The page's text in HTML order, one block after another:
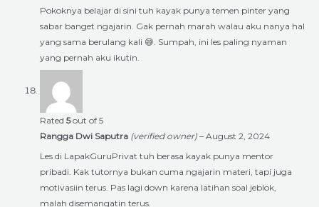
Pokoknya belajar di sini tuh kayak punya temen pinter yang
sabar banget ngajarin. Gak pernah marah walau aku nanya hal
yang sama berulang kali 😅. Sumpah, ini les paling nyaman
yang pernah aku ikutin.
Rated 5out of 5
Rangga Dwi Saputra (verified owner) – August 2, 2024
Les di LapakGuruPrivat tuh berasa kayak punya mentor
pribadi. Kak tutornya bukan cuma ngajarin materi, tapi juga
motivasiin terus. Pas lagi down karena latihan soal jeblok,
malah disemangatin terus.